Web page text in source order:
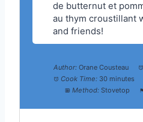
de butternut et
au thym croustillant
and friends!
Author: Orane Cousteau
Cook Time: 30 minutes
Method: Stovetop